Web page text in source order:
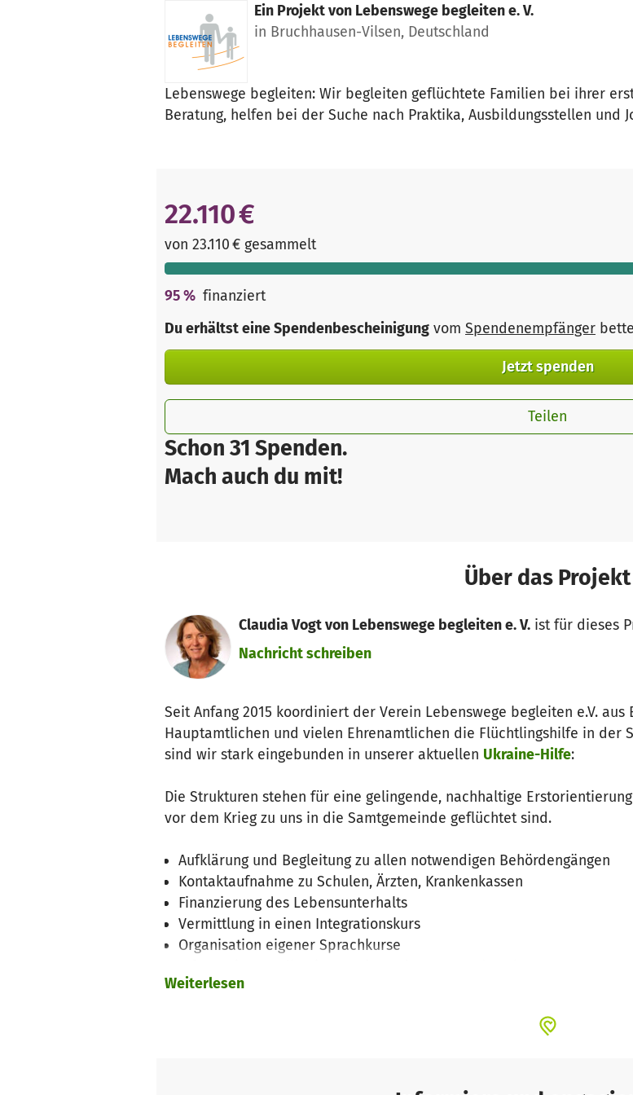
Ein Projekt von Lebenswege begleiten e. V.
in Bruchhausen-Vilsen, Deutschland
Lebenswege begleiten: Wir begleiten geflüchtete Familien bei ihrer
Beratung, helfen bei der Suche nach Praktika, Ausbildungsstellen und
Schon 31 Spenden.
Mach auch du mit!
22.110 €
von 23.110 € gesammelt
95% finanziert
Du erhältst eine Spendenbescheinigung vom Spendenempfänger
Jetzt spenden
Teilen
Über das Projekt
Claudia Vogt von Lebenswege begleiten e. V.ist für dieses
Nachricht schreiben
Seit Anfang 2015 koordiniert der Verein Lebenswege begleiten e.V.
Hauptamtlichen und vielen Ehrenamtlichen die Flüchtlingshilfe in der
sind wir stark eingebunden in unserer aktuellen Ukraine-Hilfe:
Die Strukturen stehen für eine gelingende, nachhaltige
vor dem Krieg zu uns in die Samtgemeinde geflüchtet sind.
Aufklärung und Begleitung zu allen notwendigen Behördengängen
Kontaktaufnahme zu Schulen, Ärzten, Krankenkassen
Finanzierung des Lebensunterhalts
Vermittlung in einen Integrationskurs
Organisation eigener Sprachkurse
Heimatverlustes und trotz der verheerenden Umstände, die sie zu uns
Weiterlesen